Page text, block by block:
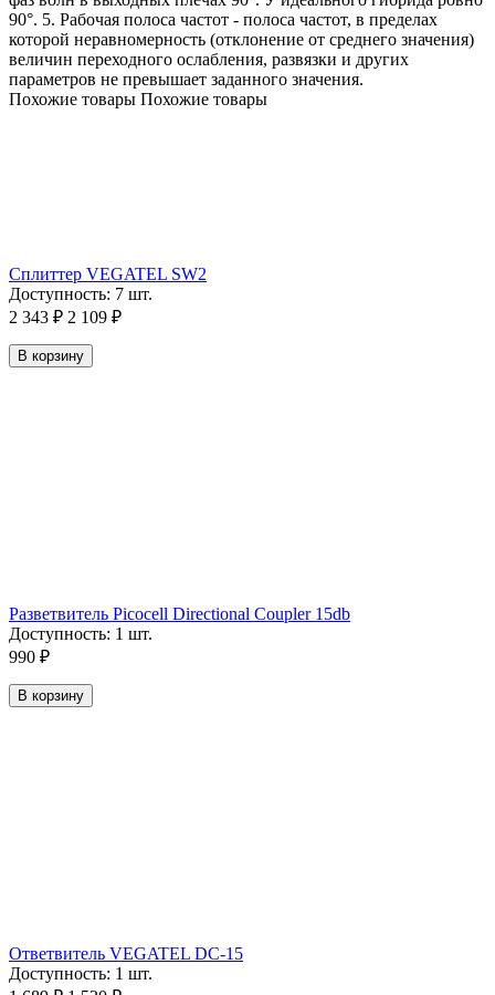
90°. 5. Рабочая полоса частот - полоса частот, в пределах
которой неравномерность (отклонение от среднего значения)
величин переходного ослабления, развязки и других
параметров не превышает заданного значения.
Похожие товары Похожие товары
Сплиттер VEGATEL SW2
Доступность: 7 шт.
2 343 ₽ 2 109 ₽
В корзину
Разветвитель Picocell Directional Coupler 15db
Доступность: 1 шт.
990 ₽
В корзину
Ответвитель VEGATEL DC-15
Доступность: 1 шт.